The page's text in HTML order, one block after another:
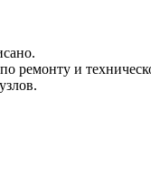
по ремонту и